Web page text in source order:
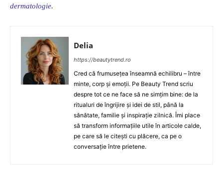
dermatologie.
Delia
https://beautytrend.ro
Cred că frumusețea înseamnă echilibru – între
minte, corp și emoții. Pe Beauty Trend scriu
despre tot ce ne face să ne simțim bine: de la
ritualuri de îngrijire și idei de stil, până la
sănătate, familie și inspirație zilnică. Îmi place
să transform informațiile utile în articole calde,
pe care să le citești cu plăcere, ca pe o
conversație între prietene.